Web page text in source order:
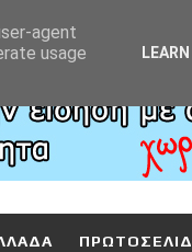
agent
usage